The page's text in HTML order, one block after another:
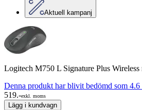
Aktuell kampanj
Logitech M750 L Signature Plus Wireless
Denna produkt har blivit bedömd som
519.-exkl. moms
Lägg i kundvagn